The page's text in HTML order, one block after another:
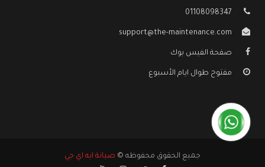
01108098347
support@the-maintenance.com
صفحة الفيس بوك
مفتوح طوال ايام الأسبوع
جميع الحقوق محفوظه © صيانة ايه اي جي